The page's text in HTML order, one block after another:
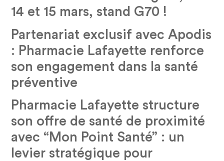
14 et 15 mars, stand G70 !
Partenariat exclusif avec Apodis
: Pharmacie Lafayette renforce
son engagement dans la santé
préventive
Pharmacie Lafayette structure
son offre de santé de proximité
avec “Mon Point Santé” : un
levier stratégique pour